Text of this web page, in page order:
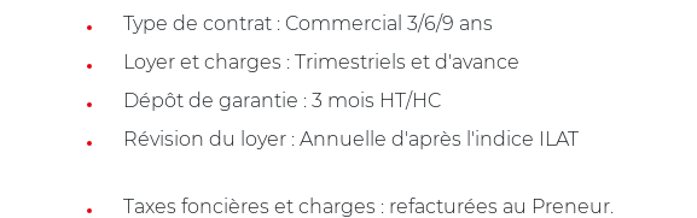
Type de contrat : Commercial 3/6/9 ans
Loyer et charges : Trimestriels et d'avance
Dépôt de garantie : 3 mois HT/HC
Révision du loyer : Annuelle d'après l'indice ILAT
Taxes foncières et charges : refacturées au Preneur.